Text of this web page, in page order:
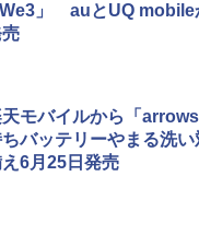
」 auとUQ mobile
モバイルから「
バッテリーやまる洗
6月25日発売